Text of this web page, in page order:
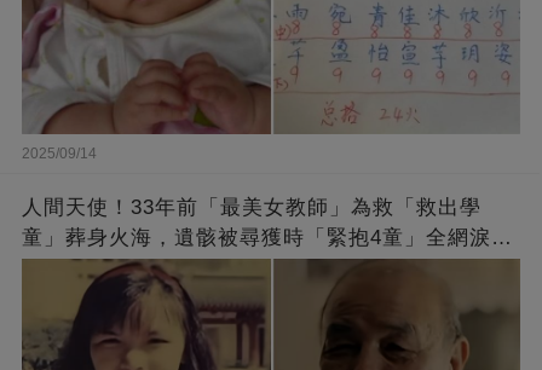
2025/09/14
人間天使！33年前「最美女教師」為救「救出學
童」葬身火海，遺骸被尋獲時「緊抱4童」全網淚
崩：真正的英雄不該被遺忘